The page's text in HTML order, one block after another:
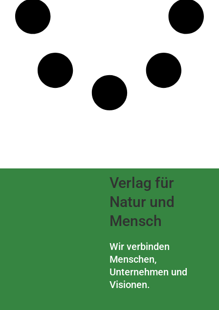
Verlag für
Natur und
Mensch
Wir verbinden
Menschen,
Unternehmen und
Visionen.